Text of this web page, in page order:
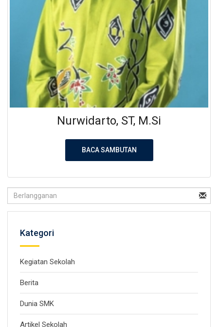
Nurwidarto, ST, M.Si
BACA SAMBUTAN
Kategori
Kegiatan Sekolah
Berita
Dunia SMK
Artikel Sekolah